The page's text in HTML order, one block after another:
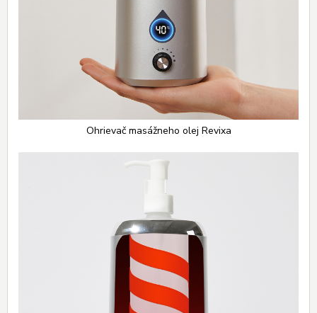
Ohrievač masážneho olej Revixa